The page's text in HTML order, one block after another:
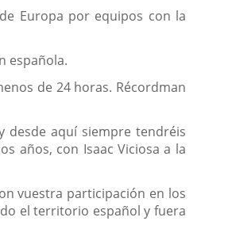
Europa por equipos con la
española.
de 24 horas. Récordman
desde aquí siempre tendréis
años, con Isaac Viciosa a la
vuestra participación en los
el territorio español y fuera